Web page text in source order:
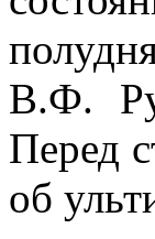
В.Ф.
Перед
об